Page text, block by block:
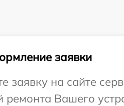
заявки
заявку на сайте
ремонта Вашего